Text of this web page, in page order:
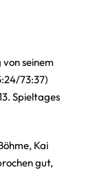
seinem
73:37)
Spieltages
Kai
gut,